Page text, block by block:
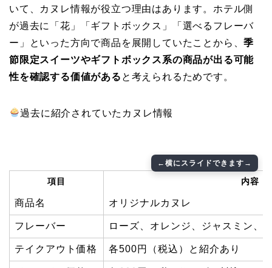
いて、カヌレ情報が役立つ理由はあります。ホテル側
が過去に「花」「ギフトボックス」「選べるフレーバ
ー」といった方向で商品を展開していたことから、季
節限定スイーツやギフトボックス系の商品が出る可能
性を確認する価値がある と考えられるためです。
過去に紹介されていたカヌレ情報
項目 内容
商品名 オリジナルカヌレ
フレーバー ローズ、オレンジ、ジャスミン、
テイクアウト価格 各500円（税込）と紹介あり